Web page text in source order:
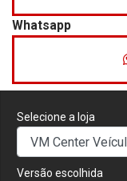
Selecione a loja
Versão escolhida
Whatsapp